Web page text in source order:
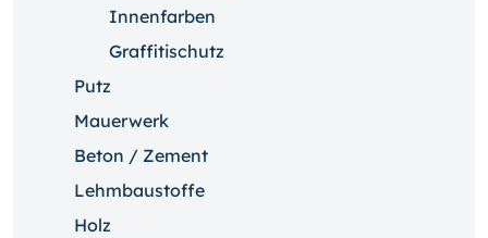
Innenfarben
Graffitischutz
Putz
Mauerwerk
Beton / Zement
Lehmbaustoffe
Holz